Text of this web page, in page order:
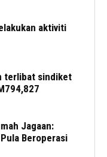
aktiviti
terlibat sindiket
Jagaan:
Beroperasi